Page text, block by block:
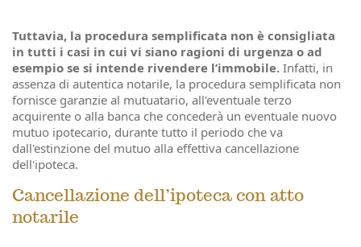
Tuttavia, la procedura semplificata non è consigliata
in tutti i casi in cui vi siano ragioni di urgenza o ad
esempio se si intende rivendere l’immobile. Infatti, in
assenza di autentica notarile, la procedura semplificata non
fornisce garanzie al mutuatario, all'eventuale terzo
acquirente o alla banca che concederà un eventuale nuovo
mutuo ipotecario, durante tutto il periodo che va
dall'estinzione del mutuo alla effettiva cancellazione
dell'ipoteca.
Cancellazione dell’ipoteca con atto
notarile